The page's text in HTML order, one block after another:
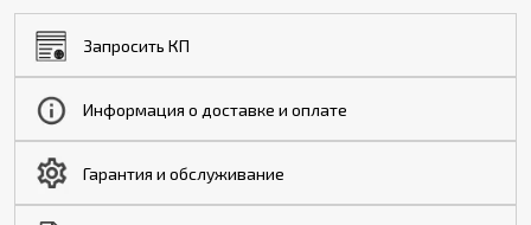
Запросить КП
Информация о доставке и оплате
Гарантия и обслуживание